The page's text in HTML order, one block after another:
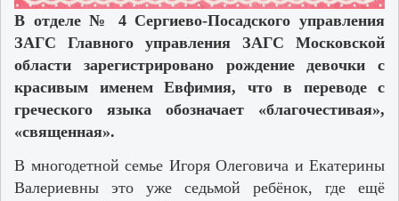
В отделе № 4 Сергиево-Посадского управления
ЗАГС Главного управления ЗАГС Московской
области зарегистрировано рождение девочки с
красивым именем Евфимия, что в переводе с
греческого языка обозначает «благочестивая»,
«священная».
В многодетной семье Игоря Олеговича и Екатерины
Валериевны это уже седьмой ребёнок, где ещё